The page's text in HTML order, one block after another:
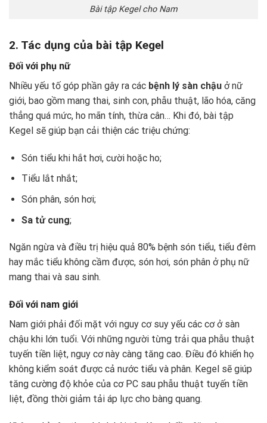
Bài tập Kegel cho Nam
2. Tác dụng của bài tập Kegel
Đối với phụ nữ
Nhiều yếu tố góp phần gây ra các bệnh lý sàn chậu ở nữ
giới, bao gồm mang thai, sinh con, phẫu thuật, lão hóa, căng
thẳng quá mức, ho mãn tính, thừa cân… Khi đó, bài tập
Kegel sẽ giúp bạn cải thiện các triệu chứng:
Són tiểu khi hắt hơi, cười hoặc ho;
Tiểu lắt nhắt;
Són phân, són hơi;
Sa tử cung;
Ngăn ngừa và điều trị hiệu quả 80% bệnh són tiểu, tiểu đêm
hay mắc tiểu không cầm được, són hơi, són phân ở phụ nữ
mang thai và sau sinh.
Đối với nam giới
Nam giới phải đối mặt với nguy cơ suy yếu các cơ ở sàn
chậu khi lớn tuổi. Với những người từng trải qua phẫu thuật
tuyến tiền liệt, nguy cơ này càng tăng cao. Điều đó khiến họ
không kiểm soát được cả nước tiểu và phân. Kegel sẽ giúp
tăng cường độ khỏe của cơ PC sau phẫu thuật tuyến tiền
liệt, đồng thời giảm tải áp lực cho bàng quang.